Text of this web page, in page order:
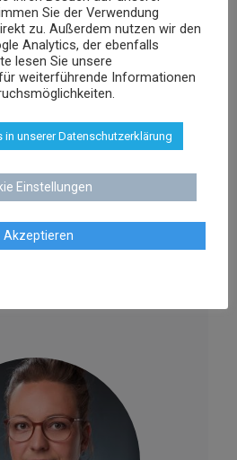
Schenk
Sie der Verwendung
zu. Außerdem nutzen wir den
Analytics, der ebenfalls
lesen Sie unsere
weiterführende Informationen
in unserer Datenschutzerklärung
Einstellungen
Akzeptieren